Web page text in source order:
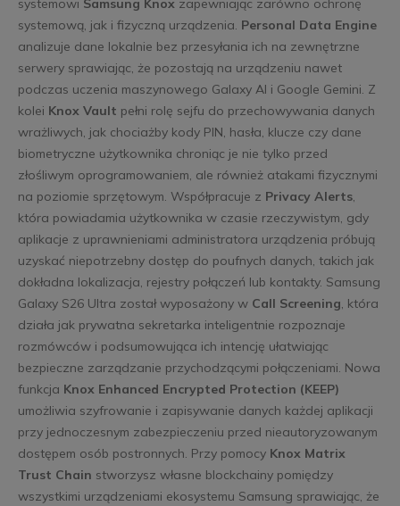
systemowi Samsung Knoxzapewniając zarówno ochronę
systemową, jak i fizyczną urządzenia. Personal Data Engine
analizuje dane lokalnie bez przesyłania ich na zewnętrzne
serwery sprawiając, że pozostają na urządzeniu nawet
podczas uczenia maszynowego Galaxy AI i Google Gemini. Z
kolei Knox Vault pełni rolę sejfu do przechowywania danych
wrażliwych, jak chociażby kody PIN, hasła, klucze czy dane
biometryczne użytkownika chroniąc je nie tylko przed
złośliwym oprogramowaniem, ale również atakami fizycznymi
na poziomie sprzętowym. Współpracuje z Privacy Alerts,
która powiadamia użytkownika w czasie rzeczywistym, gdy
aplikacje z uprawnieniami administratora urządzenia próbują
uzyskać niepotrzebny dostęp do poufnych danych, takich jak
dokładna lokalizacja, rejestry połączeń lub kontakty. Samsung
Galaxy S26 Ultra został wyposażony w Call Screening, która
działa jak prywatna sekretarka inteligentnie rozpoznaje
rozmówców i podsumowująca ich intencję ułatwiając
bezpieczne zarządzanie przychodzącymi połączeniami. Nowa
funkcja Knox Enhanced Encrypted Protection (KEEP)
umożliwia szyfrowanie i zapisywanie danych każdej aplikacji
przy jednoczesnym zabezpieczeniu przed nieautoryzowanym
dostępem osób postronnych. Przy pomocy Knox Matrix
Trust Chain stworzysz własne blockchainy pomiędzy
wszystkimi urządzeniami ekosystemu Samsung sprawiając, że